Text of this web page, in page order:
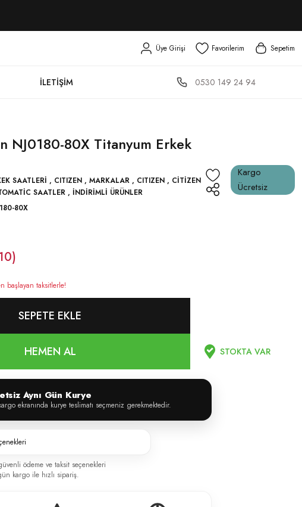
Üye Girişi Favorilerim Sepetim
İLETIŞIM 0530 149 24 94
NJ0180-80X Titanyum Erkek
SAATLERI , CITIZEN , MARKALAR , CITIZEN , CITIZEN
SAATLER , İNDIRIMLI ÜRÜNLER
80X
Kargo
Ücretsiz
başlayan taksitlerle!
SEPETE EKLE
HEMEN AL STOKTA VAR
Aynı Gün Kurye
ekranında kurye teslimatı seçmeniz gerekmektedir.
ödeme ve taksit seçenekleri
kargo ile hızlı sipariş.